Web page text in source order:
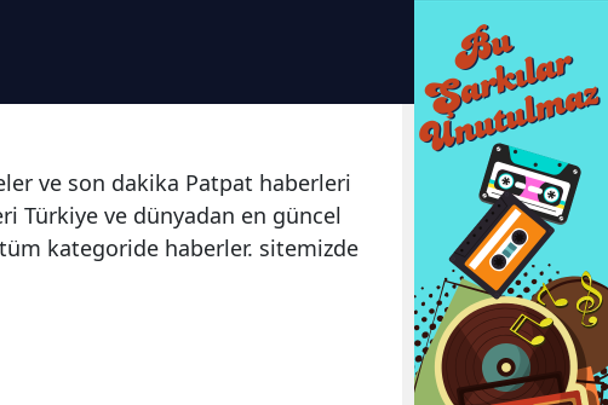
ve son dakika Patpat haberleri
Türkiye ve dünyadan en güncel
kategoride haberler. sitemizde